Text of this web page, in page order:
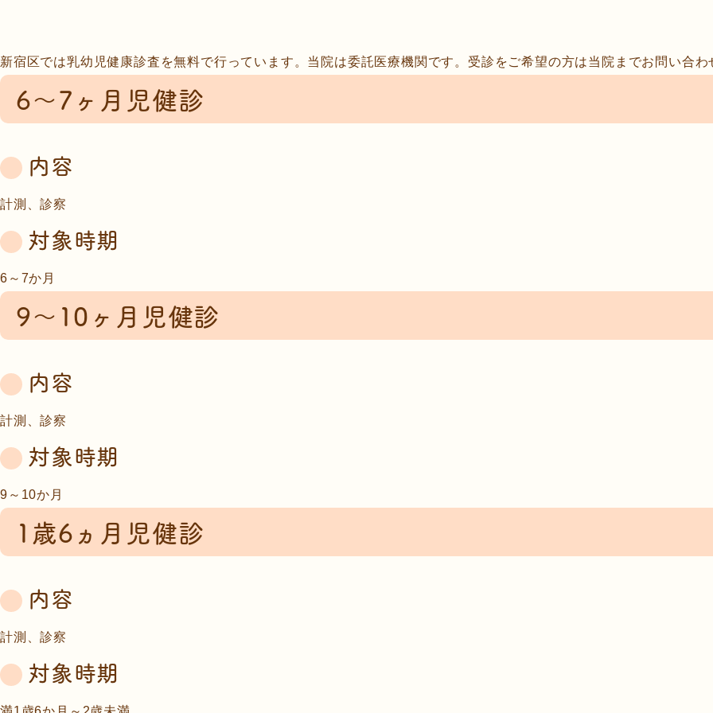
新宿区では乳幼児健康診査を無料で行っています。当院は委託医療機関です。受診をご希望の方は当院までお問い合わ
6～7ヶ月児健診
内容
計測、診察
対象時期
6～7か月
9～10ヶ月児健診
内容
計測、診察
対象時期
9～10か月
1歳6ヵ月児健診
内容
計測、診察
対象時期